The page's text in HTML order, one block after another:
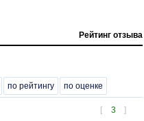
Рейтинг отзыва
по рейтингу по оценке
[ 3 ]